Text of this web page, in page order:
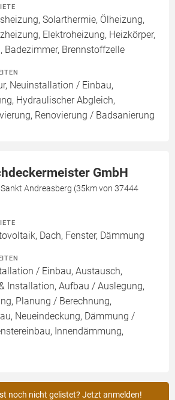
Solarthermie, Ölheizung,
Elektroheizung, Heizkörper,
Badezimmer, Brennstoffzelle
Neuinstallation / Einbau,
Hydraulischer Abgleich,
Renovierung / Badsanierung
GmbH
Andreasberg (35km von 37444
Dach, Fenster, Dämmung
/ Einbau, Austausch,
Installation, Aufbau / Auslegung,
Planung / Berechnung,
Neueindeckung, Dämmung /
Innendämmung,
noch nicht gelistet? Jetzt anmelden!